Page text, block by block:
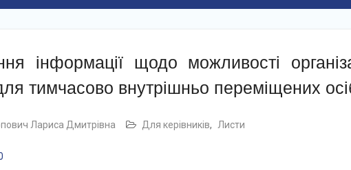
інформації щодо можливості
тимчасово внутрішньо переміщених
Лариса Дмитрівна Для керівників, Листи